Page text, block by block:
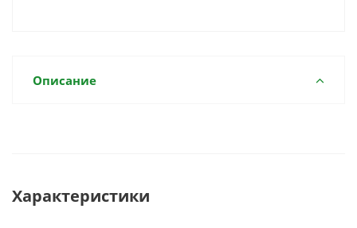
Описание
Характеристики